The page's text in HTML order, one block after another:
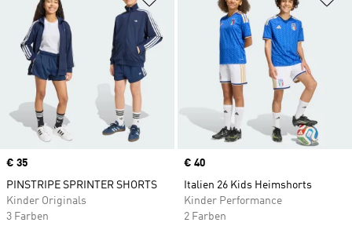
Price
€ 35
PINSTRIPE SPRINTER SHORTS
Kinder Originals
3 Farben
Price
€ 40
Italien 26 Kids Heimshorts
Kinder Performance
2 Farben